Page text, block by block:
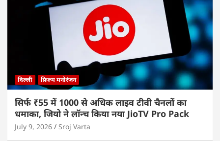
दिल्ली फ़िल्म मनोरंजन
सिर्फ ₹55 में 1000 से अधिक लाइव टीवी चैनलों का
धमाका, जियो ने लॉन्च किया नया JioTV Pro Pack
July 9, 2026 Sroj Varta